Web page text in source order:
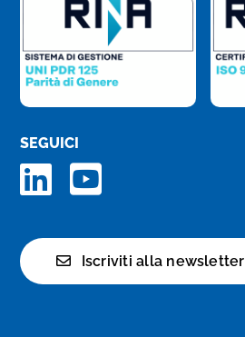
SEGUICI
Iscriviti alla newsletter